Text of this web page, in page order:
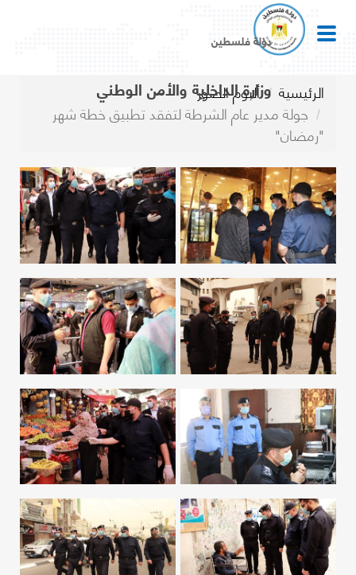
دولة فلسطين
وزارة الداخلية والأمن الوطني الرئيسية ألبوم الصور
جولة مدير عام الشرطة لتفقد تطبيق خطة شهر
"رمضان"